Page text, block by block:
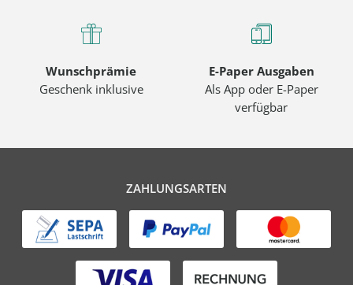
Wunschprämie
Geschenk inklusive
E-Paper Ausgaben
Als App oder E-Paper
verfügbar
ZAHLUNGSARTEN